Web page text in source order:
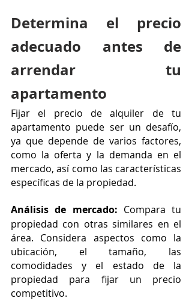
Determina el precio
adecuado antes de
arrendar tu
apartamento
Fijar el precio de alquiler de tu
apartamento puede ser un desafío,
ya que depende de varios factores,
como la oferta y la demanda en el
mercado, así como las características
específicas de la propiedad.
Análisis de mercado: Compara tu
propiedad con otras similares en el
área. Considera aspectos como la
ubicación, el tamaño, las
comodidades y el estado de la
propiedad para fijar un precio
competitivo.